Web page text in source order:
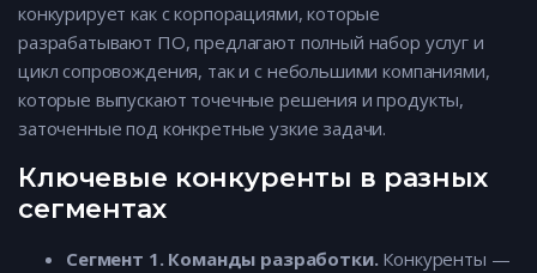
конкурирует как с корпорациями, которые
разрабатывают ПО, предлагают полный набор услуг и
цикл сопровождения, так и с небольшими компаниями,
которые выпускают точечные решения и продукты,
заточенные под конкретные узкие задачи.
Ключевые конкуренты в разных
сегментах
Сегмент 1. Команды разработки. Конкуренты —